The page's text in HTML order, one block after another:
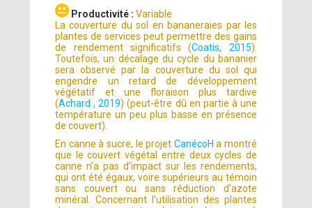
Productivité :Variable
La couverture du sol en bananeraies par les
plantes de services peut permettre des gains
de rendement significatifs (Coatis, 2015).
Toutefois, un décalage du cycle du bananier
sera observé par la couverture du sol qui
engendre un retard de développement
végétatif et une floraison plus tardive
(Achard , 2019) (peut-être dû en partie à une
température un peu plus basse en présence
de couvert).
En canne à sucre, le projet CanécoH a montré
que le couvert végétal entre deux cycles de
canne n’a pas d’impact sur les rendements,
qui ont été égaux, voire supérieurs au témoin
sans couvert ou sans réduction d’azote
minéral. Concernant l’utilisation des plantes